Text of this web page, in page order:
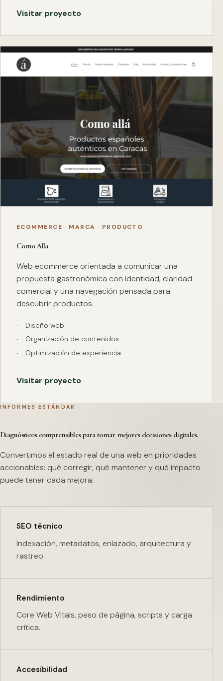
Visitar proyecto
ECOMMERCE · MARCA · PRODUCTO
Como Alla
Web ecommerce orientada a comunicar una
propuesta gastronómica con identidad, claridad
comercial y una navegación pensada para
descubrir productos.
Diseño web
Organización de contenidos
Optimización de experiencia
Visitar proyecto
INFORMES ESTÁNDAR
Diagnósticos comprensibles para tomar mejores decisiones digitales.
Convertimos el estado real de una web en prioridades
accionables: qué corregir, qué mantener y qué impacto
puede tener cada mejora.
SEO técnico
Indexación, metadatos, enlazado, arquitectura y
rastreo.
Rendimiento
Core Web Vitals, peso de página, scripts y carga
crítica.
Accesibilidad